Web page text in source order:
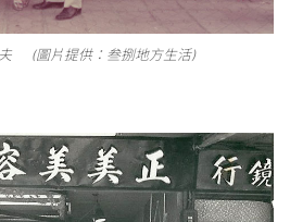
(圖片提供：叁捌地方生活)